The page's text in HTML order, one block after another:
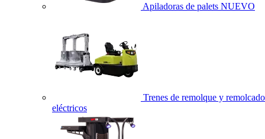
Apiladoras de palets NUEVO
Trenes de remolque y
eléctricos